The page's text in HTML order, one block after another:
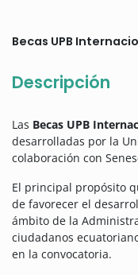
Becas UPB
Descripción
Las Becas UPB
desarrolladas por la
colaboración con
El principal propósito
de favorecer el
ámbito de la
ciudadanos
en la convocatoria.